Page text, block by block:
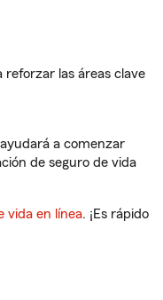
reforzar las áreas clave
a comenzar
de seguro de vida
vida en línea. ¡Es rápido